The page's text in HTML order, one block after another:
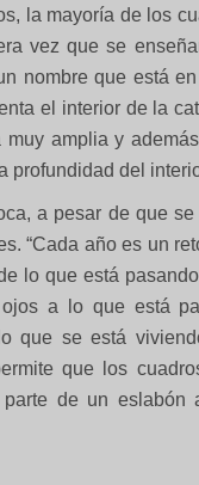
la mayoría de los
vez que se
nombre que está
el interior de la
amplia y
profundidad del
a pesar de que
“Cada año es un
lo que está
a lo que está
que se está
que los
de un eslabón